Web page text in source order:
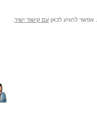
. אפשר להגיע לכאן עם קישור ישיר.